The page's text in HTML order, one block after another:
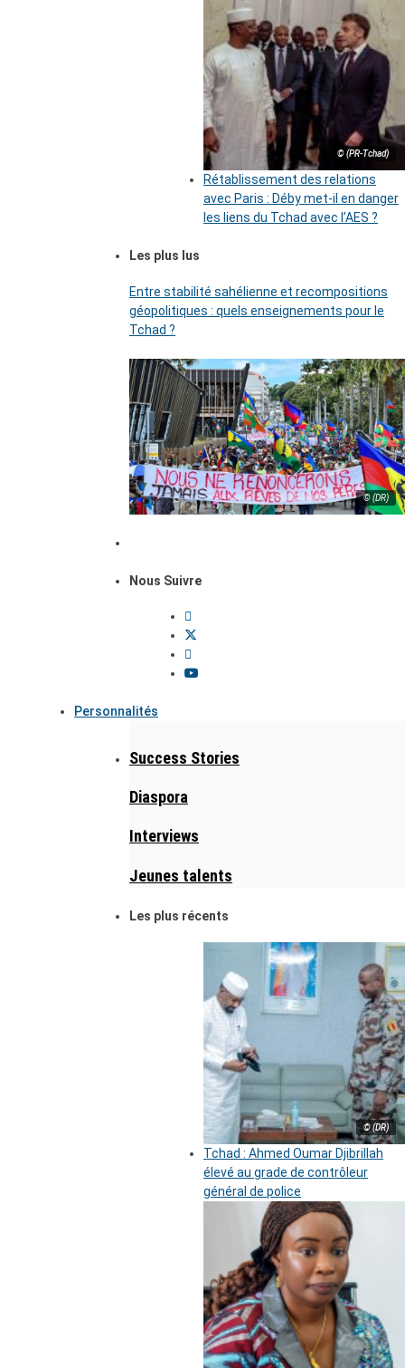
© (PR-Tchad)
Rétablissement des relations
avec Paris : Déby met-il en danger
les liens du Tchad avec l’AES ?
Les plus lus
Entre stabilité sahélienne et recompositions
géopolitiques : quels enseignements pour le
Tchad ?
© (DR)
Nous Suivre
Personnalités
Success Stories
Diaspora
Interviews
Jeunes talents
Les plus récents
© (DR)
Tchad : Ahmed Oumar Djibrillah
élevé au grade de contrôleur
général de police